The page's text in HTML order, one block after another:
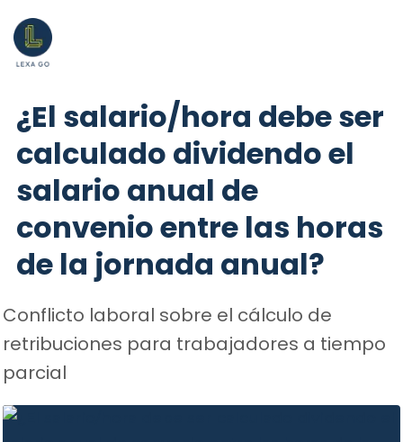
¿El salario/hora debe ser
calculado dividendo el
salario anual de
convenio entre las horas
de la jornada anual?
Conflicto laboral sobre el cálculo de
retribuciones para trabajadores a tiempo
parcial